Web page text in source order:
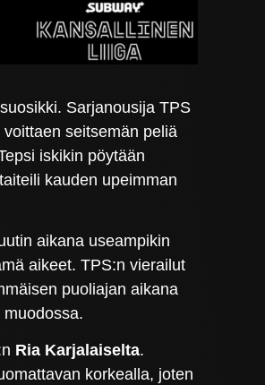
Sarjanousija TPS
seitsemän peliä
iskikin pöytään
taiteili kauden upeimman
aikana useampikin
aikeet. TPS:n vierailut
puoliajan aikana
Ria Karjalaiselta.
korkealla, joten